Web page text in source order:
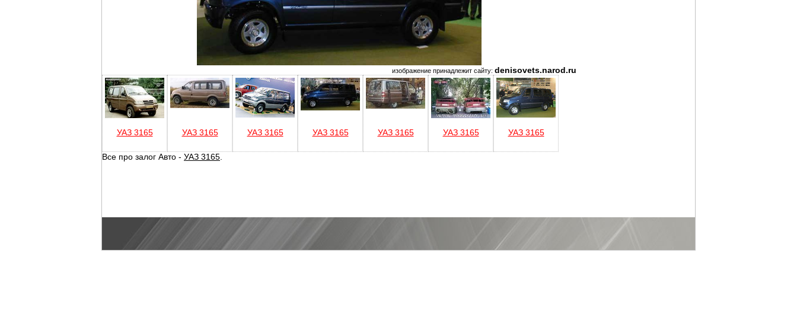
изображение принадлежит сайту: denisovets.narod.ru
УАЗ 3165 УАЗ 3165 УАЗ 3165 УАЗ 3165 УАЗ 3165 УАЗ 3165 УАЗ 3165
Все про залог Авто - УАЗ 3165.